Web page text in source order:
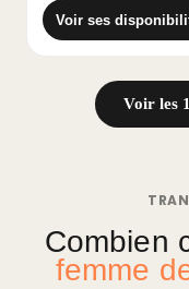
Voir ses
Voir les
Combien
femme